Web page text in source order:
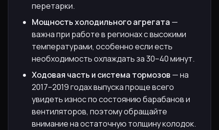
перетарки.
Мощность холодильного агрегата —
важна при работе в регионах с высокими
температурами, особенно если есть
необходимость охлаждать за 30–40 минут.
Ходовая часть и система тормозов — на
2017–2019 годах выпуска проще всего
увидеть износ по состоянию барабанов и
вентиляторов, поэтому обращайте
внимание на остаточную толщину колодок.